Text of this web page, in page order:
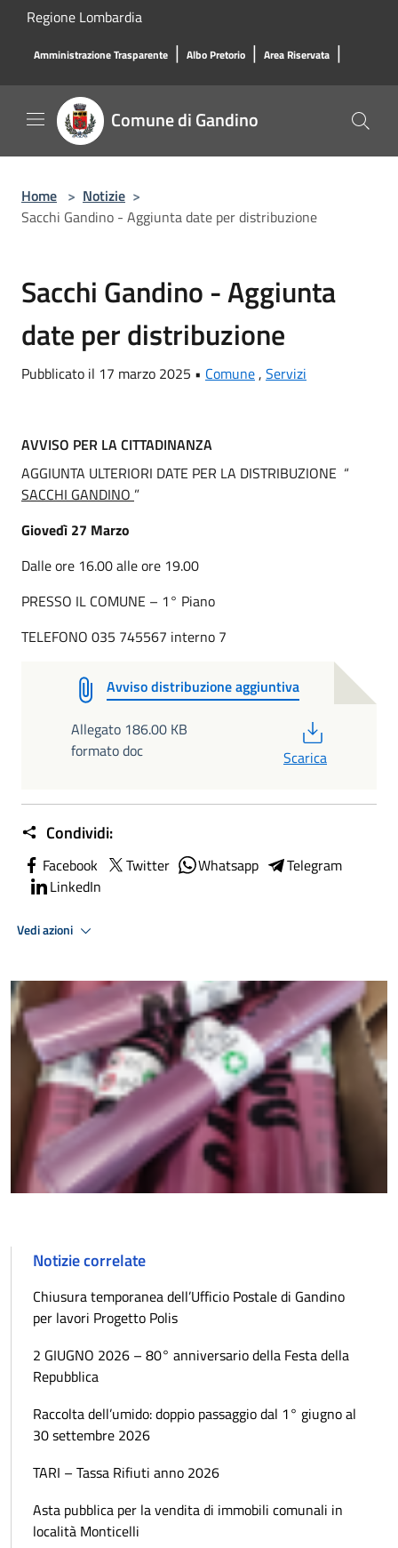
Salta al contenuto principale
Regione Lombardia
Amministrazione Trasparente | Albo Pretorio | Area Riservata |
Comune di Gandino
Home > Notizie >
Sacchi Gandino - Aggiunta date per distribuzione
Sacchi Gandino - Aggiunta
date per distribuzione
Pubblicato il 17 marzo 2025 • Comune, Servizi
AVVISO PER LA CITTADINANZA
AGGIUNTA ULTERIORI DATE PER LA DISTRIBUZIONE “
SACCHI GANDINO ”
Giovedì 27 Marzo
Dalle ore 16.00 alle ore 19.00
PRESSO IL COMUNE – 1° Piano
TELEFONO 035 745567 interno 7
Avviso distribuzione aggiuntiva
Allegato 186.00 KB
formato doc
Scarica
Condividi:
Facebook Twitter Whatsapp
Telegram
LinkedIn
Vedi azioni
Notizie correlate
Chiusura temporanea dell’Ufficio Postale di Gandino
per lavori Progetto Polis
2 GIUGNO 2026 – 80° anniversario della Festa della
Repubblica
Raccolta dell’umido: doppio passaggio dal 1° giugno al
30 settembre 2026
TARI – Tassa Rifiuti anno 2026
Asta pubblica per la vendita di immobili comunali in
località Monticelli